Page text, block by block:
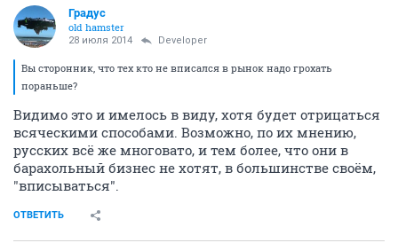
Градус
old hamster
28 июля 2014 Developer
Вы сторонник, что тех кто не вписался в рынок надо грохать
пораньше?
Видимо это и имелось в виду, хотя будет отрицаться
всяческими способами. Возможно, по их мнению,
русских всё же многовато, и тем более, что они в
барахольный бизнес не хотят, в большинстве своём,
"вписываться".
ОТВЕТИТЬ